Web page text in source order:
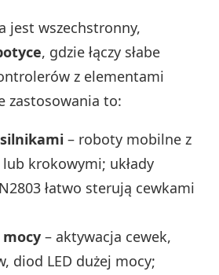
jest wszechstronny,
, gdzie łączy słabe
z elementami
zastosowania to:
– roboty mobilne z
krokowymi; układy
łatwo sterują cewkami
mocy – aktywacja cewek,
diod LED dużej mocy;